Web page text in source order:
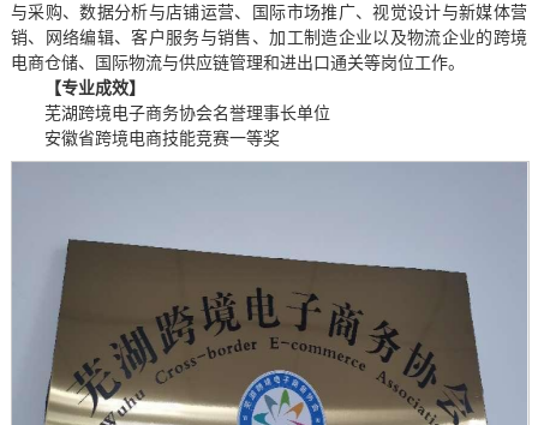
与采购、数据分析与店铺运营、国际市场推广、视觉设计与新媒体营
销、网络编辑、客户服务与销售、加工制造企业以及物流企业的跨境
电商仓储、国际物流与供应链管理和进出口通关等岗位工作。
【专业成效】
芜湖跨境电子商务协会名誉理事长单位
安徽省跨境电商技能竞赛一等奖